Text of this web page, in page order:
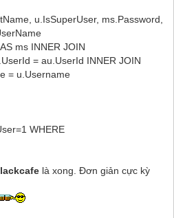
u.IsSuperUser, ms.Password,
ms INNER JOIN
= au.UserId INNER JOIN
= u.Username
WHERE
là xong. Đơn giản cực kỳ